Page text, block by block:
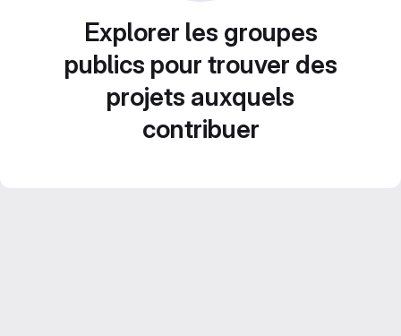
Explorer les groupes
publics pour trouver des
projets auxquels
contribuer